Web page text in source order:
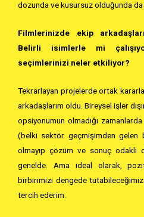
dozunda ve kusursuz olduğunda
Filmlerinizde ekip
Belirli isimlerle mi
seçimlerinizi neler etkiliyor?
Tekrarlayan projelerde ortak
arkadaşlarım oldu. Bireysel işler
opsiyonumun olmadığı
(belki sektör geçmişimden gelen
olmayıp çözüm ve sonuç odaklı
genelde. Ama ideal olarak,
birbirimizi dengede
tercih ederim.